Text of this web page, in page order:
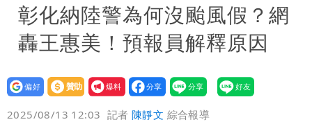
券
慈濟買BNT遭詐10億元 蔡英文：政府
很多謹慎判斷當時未被理解
彰化納陸警為何沒颱風假？網
轟王惠美！預報員解釋原因
設為
贊助
我要
爆料
2025/08/13 12:03 記者陳靜文 綜合報導